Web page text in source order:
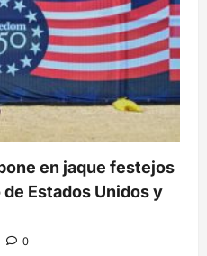
en jaque festejos
Estados Unidos y
0